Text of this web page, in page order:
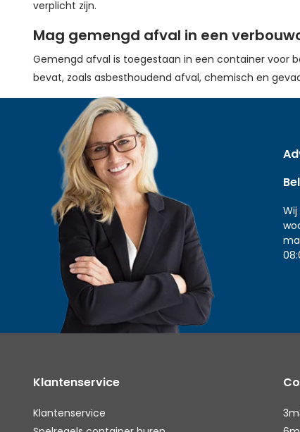
verplicht zijn.
Mag gemengd afval in een
Gemengd afval is toegestaan in een container voor
bevat, zoals asbesthoudend afval, chemisch en
Klantenservice
Klantenservice